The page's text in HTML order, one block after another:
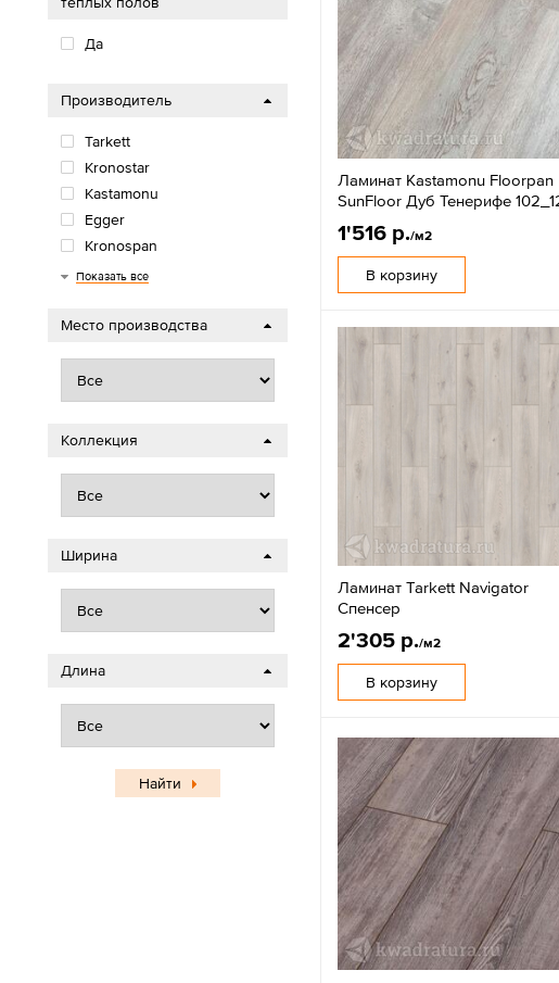
Ламинат Kastamonu Floorpan
SunFloor Дуб Тенерифе
1'516 р./м2
В корзину
Ламинат Tarkett Navigator
Спенсер
2'305 р./м2
В корзину
Да
Производитель
Tarkett
Kronostar
Kastamonu
Egger
Kronospan
Wood Style
Royce
AGT
Classen
Timber
Показать все
Место производства
Коллекция
Ширина
Длина
Найти